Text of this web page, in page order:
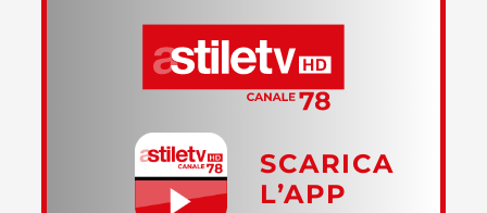
SCARICA
L’APP